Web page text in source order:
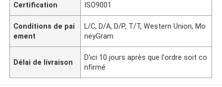
Certification ISO9001
Conditions de pai
ement
L/C, D/A, D/P, T/T, Western Union, Mo
neyGram
Délai de livraison
D'ici 10 jours après que l'ordre soit co
nfirmé